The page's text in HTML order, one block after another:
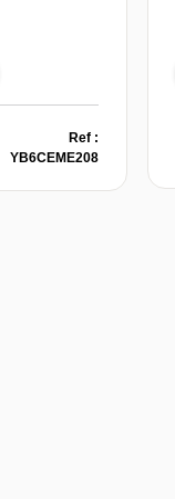
Ref :
YB6CEME208